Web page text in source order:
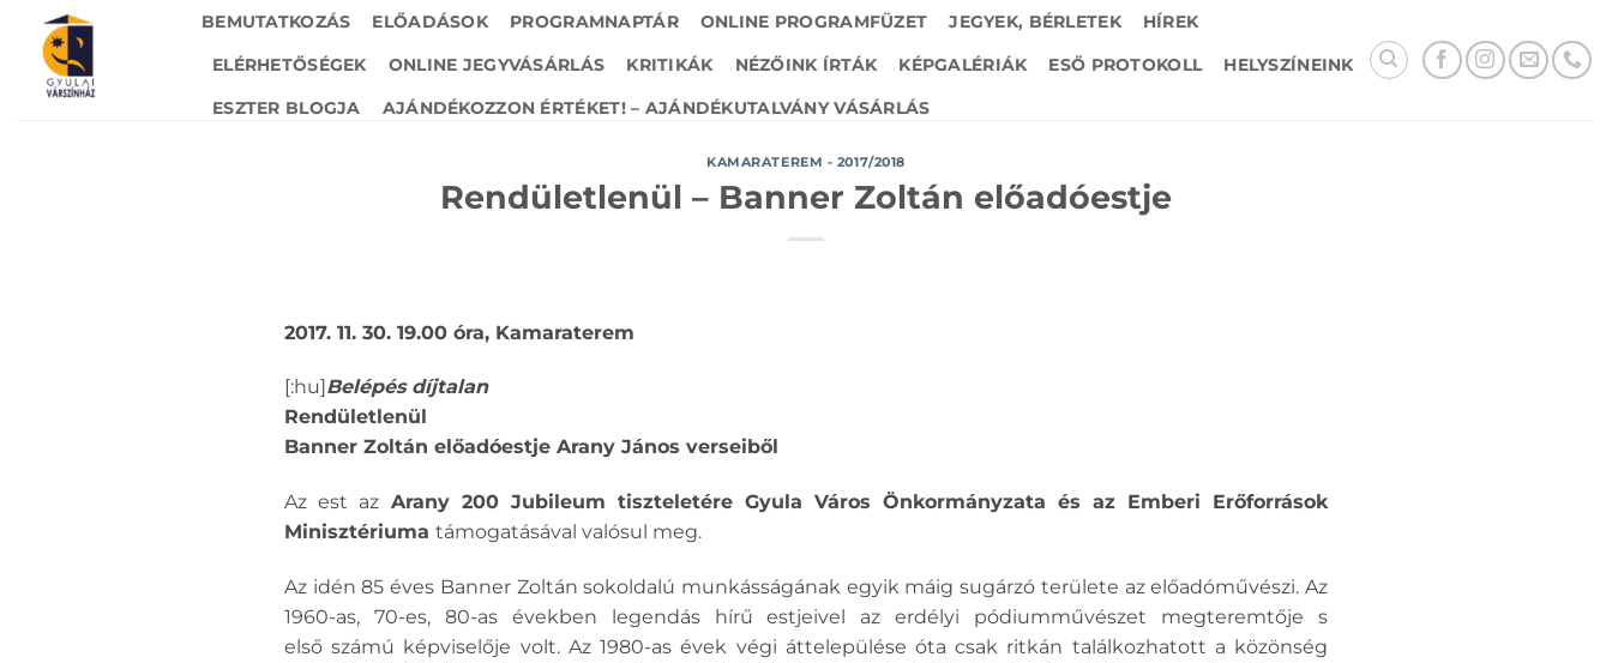
content
BEMUTATKOZÁS ELŐADÁSOK PROGRAMNAPTÁR ONLINE PROGRAMFÜZET JEGYEK, BÉRLETEK
HÍREK
ELÉRHETŐSÉGEK
ONLINE JEGYVÁSÁRLÁS KRITIKÁK NÉZŐINK ÍRTÁK KÉPGALÉRIÁK ESŐ PROTOKOLL
HELYSZÍNEINK
ESZTER BLOGJA
AJÁNDÉKOZZON ÉRTÉKET! – AJÁNDÉKUTALVÁNY VÁSÁRLÁS
KAMARATEREM - 2017/2018
Rendületlenül – Banner Zoltán előadóestje
2017. 11. 30. 19.00 óra, Kamaraterem
[:hu] Belépés díjtalan
Rendületlenül
Banner Zoltán előadóestje Arany János verseiből
Az est az Arany 200 Jubileum tiszteletére Gyula Város Önkormányzata és az Emberi Erőforrások
Minisztériuma támogatásával valósul meg.
Az idén 85 éves Banner Zoltán sokoldalú munkásságának egyik máig sugárzó területe az előadóművészi. Az
1960-as, 70-es, 80-as években legendás hírű estjeivel az erdélyi pódiumművészet megteremtője s
első számú képviselője volt. Az 1980-as évek végi áttelepülése óta csak ritkán találkozhatott a közönség